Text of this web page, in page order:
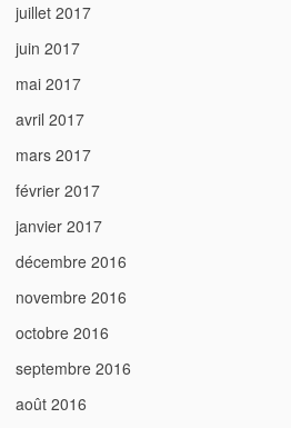
juillet 2017
juin 2017
mai 2017
avril 2017
mars 2017
février 2017
janvier 2017
décembre 2016
novembre 2016
octobre 2016
septembre 2016
août 2016